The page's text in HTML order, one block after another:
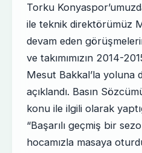
Torku
ile teknik direktörümüz
devam eden
ve takımımızın 2014-
Mesut Bakkal’la yoluna
açıklandı. Basın
konu ile ilgili olarak
“Başarılı geçmiş bir
hocamızla masaya